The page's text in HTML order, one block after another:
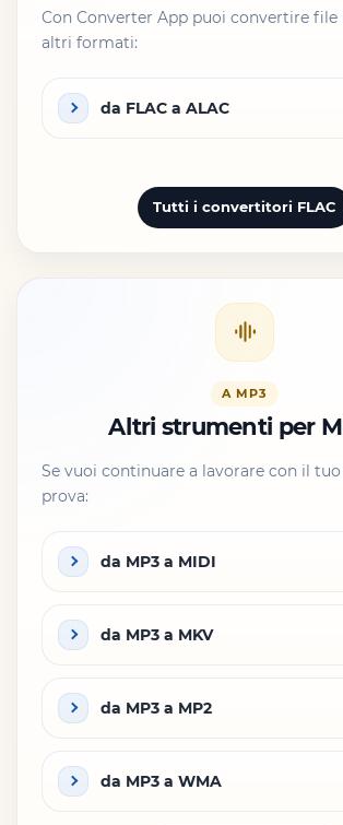
Con Converter App puoi convertire file
altri formati:
da FLAC a ALAC
Tutti i convertitori FLAC
A MP3
Altri strumenti per
Se vuoi continuare a lavorare con il tuo
prova:
da MP3 a MIDI
da MP3 a MKV
da MP3 a MP2
da MP3 a WMA